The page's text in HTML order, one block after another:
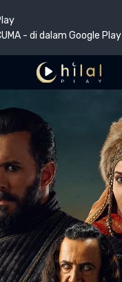
- di dalam Google Play